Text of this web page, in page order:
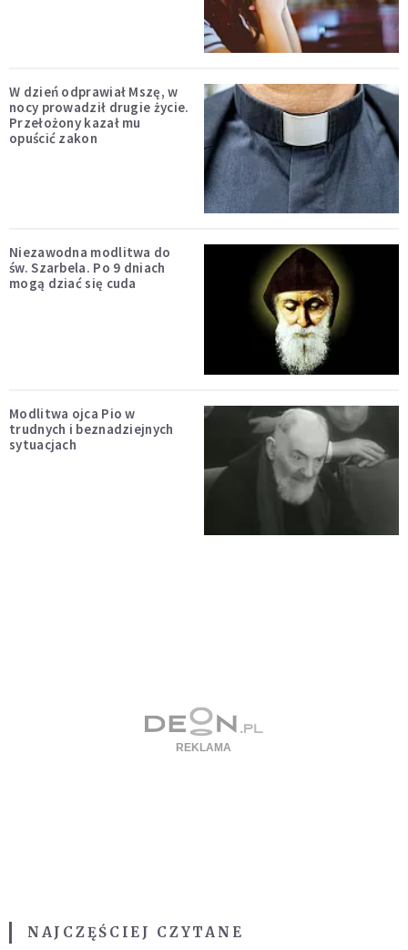
W dzień odprawiał Mszę, w
nocy prowadził drugie życie.
Przełożony kazał mu
opuścić zakon
Niezawodna modlitwa do
św. Szarbela. Po 9 dniach
mogą dziać się cuda
Modlitwa ojca Pio w
trudnych i beznadziejnych
sytuacjach
NAJCZĘŚCIEJ CZYTANE